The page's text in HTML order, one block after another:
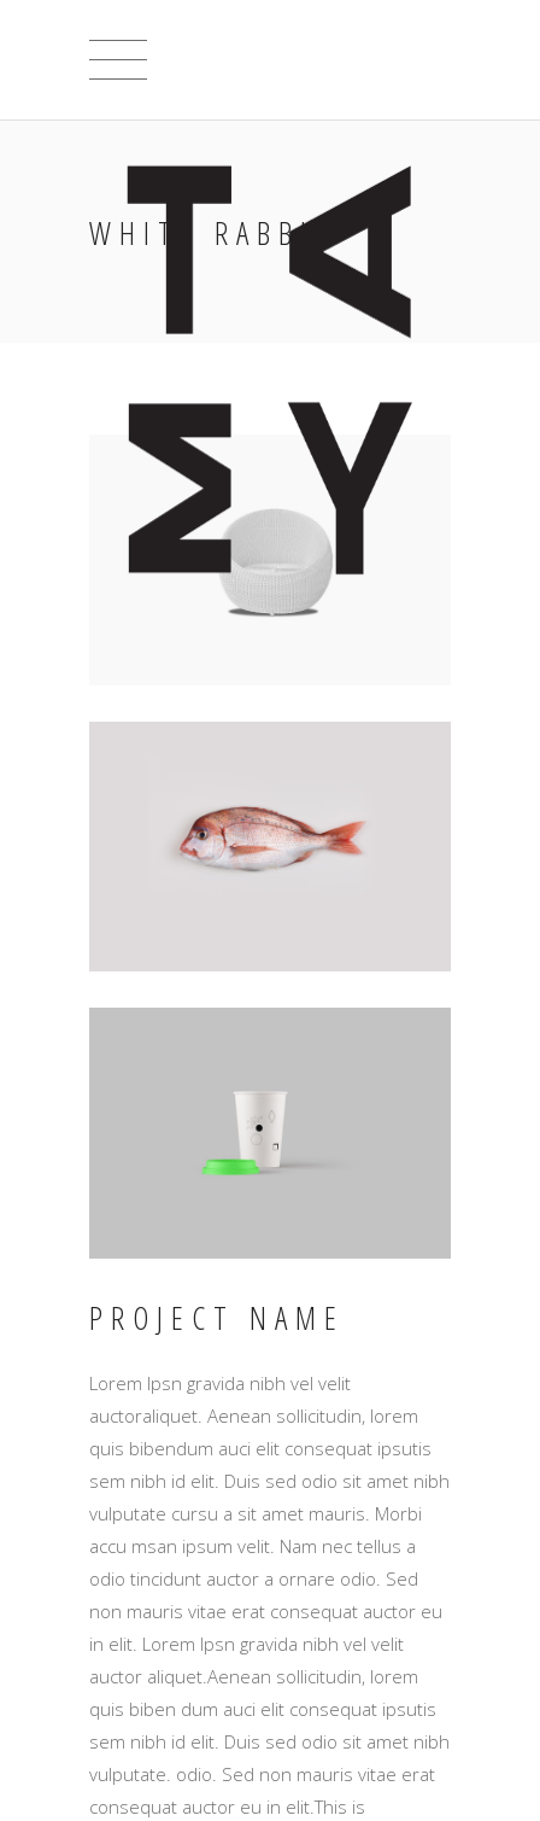
WHITE RABBIT
PROJECT NAME
Lorem Ipsn gravida nibh vel velit
auctoraliquet. Aenean sollicitudin, lorem
quis bibendum auci elit consequat ipsutis
sem nibh id elit. Duis sed odio sit amet nibh
vulputate cursu a sit amet mauris. Morbi
accu msan ipsum velit. Nam nec tellus a
odio tincidunt auctor a ornare odio. Sed
non mauris vitae erat consequat auctor eu
in elit. Lorem Ipsn gravida nibh vel velit
auctor aliquet.Aenean sollicitudin, lorem
quis biben dum auci elit consequat ipsutis
sem nibh id elit. Duis sed odio sit amet nibh
vulputate. odio. Sed non mauris vitae erat
consequat auctor eu in elit.This is